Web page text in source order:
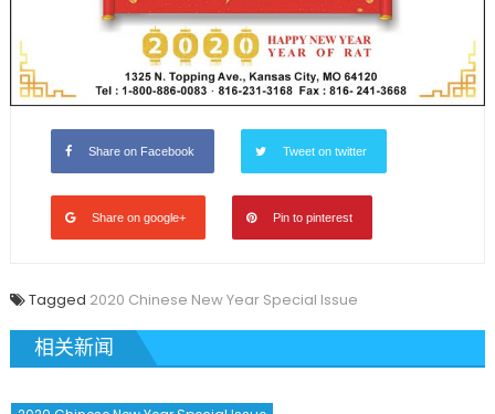
有
限
公
司〉
Share on Facebook Tweet on twitter
Share on google+ Pin to pinterest
Tagged 2020 Chinese New Year Special Issue
相关新闻